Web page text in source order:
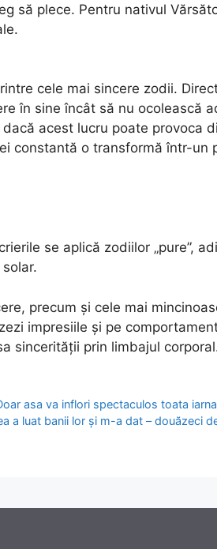
să plece. Pentru nativul
cele mai sincere zodii.
în sine încât să nu ocolească
acest lucru poate provoca
constantă o transformă într-un
se aplică zodiilor „pure”,
precum și cele mai
impresiile și pe
sincerității prin limbajul
asa va inflori spectaculos toata iarna
a luat banii lor și m-a dat – douăzeci